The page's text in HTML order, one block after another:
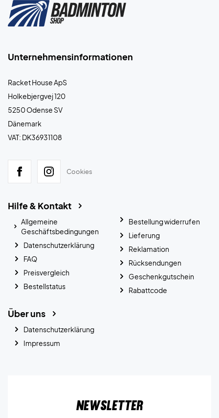
Unternehmensinformationen
Racket House ApS
Holkebjergvej 120
5250 Odense SV
Dänemark
VAT: DK36931108
Cookies
Hilfe & Kontakt
Allgemeine
Geschäftsbedingungen
Datenschutzerklärung
FAQ
Preisvergleich
Bestellstatus
Bestellung widerrufen
Lieferung
Reklamation
Rücksendungen
Geschenkgutschein
Rabattcode
Über uns
Datenschutzerklärung
Impressum
Newsletter